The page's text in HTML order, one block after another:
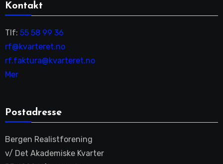
Kontakt
Tlf: 55 58 99 36
rf@kvarteret.no
rf.faktura@kvarteret.no
Mer
Postadresse
Bergen Realistforening
v/ Det Akademiske Kvarter